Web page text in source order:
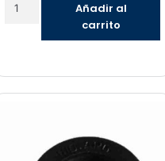
Añadir al
carrito